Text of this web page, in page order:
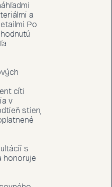
a
Po
cíti
v
stien,
s
honoruje